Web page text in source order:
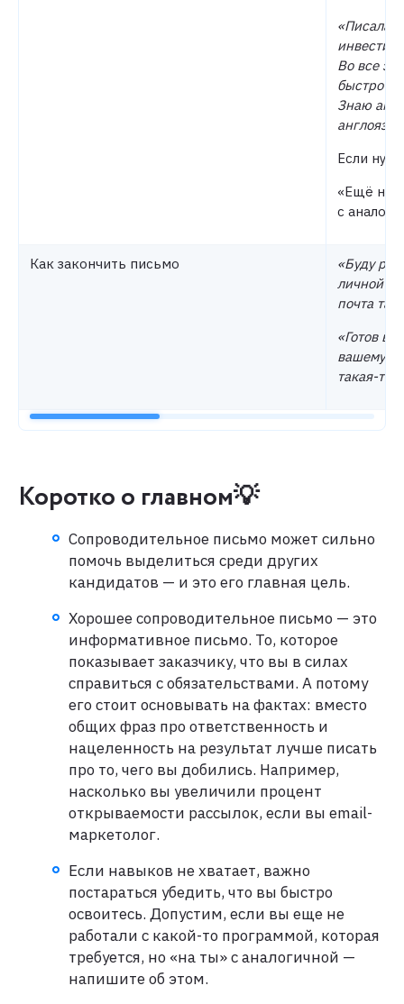
«Писала
Во все
быстро
Знаю
Если
«Ещё не
с
Как закончить письмо
«Буду
личной
почта
«Готов
вашему
такая-то»
Коротко о главном💡
Сопроводительное письмо может сильно
помочь выделиться среди других
кандидатов — и это его главная цель.
Хорошее сопроводительное письмо — это
информативное письмо. То, которое
показывает заказчику, что вы в силах
справиться с обязательствами. А потому
его стоит основывать на фактах: вместо
общих фраз про ответственность и
нацеленность на результат лучше писать
про то, чего вы добились. Например,
насколько вы увеличили процент
открываемости рассылок, если вы email-
маркетолог.
Если навыков не хватает, важно
постараться убедить, что вы быстро
освоитесь. Допустим, если вы еще не
работали с какой-то программой, которая
требуется, но «на ты» с аналогичной —
напишите об этом.